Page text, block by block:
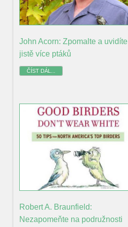
John Acorn: Zpomalte a uvidíte
jistě více ptáků
ČÍST DÁL...
Robert A. Braunfield:
Nezapomeňte na podružnosti